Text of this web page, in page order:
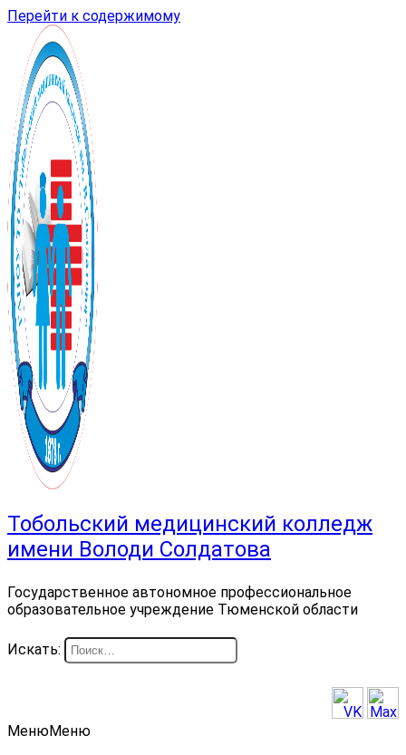
Перейти к содержимому
Тобольский медицинский колледж
имени Володи Солдатова
Государственное автономное профессиональное
образовательное учреждение Тюменской области
Искать:
МенюМеню